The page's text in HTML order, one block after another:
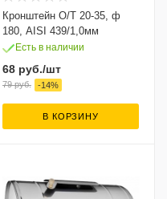
Кронштейн О/Т 20-35, ф
180, AISI 439/1,0мм
Есть в наличии
68 руб./шт
79руб. -14%
В КОРЗИНУ